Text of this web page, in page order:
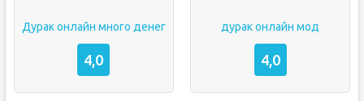
Дурак онлайн много денег
4,0
дурак онлайн мод
4,0